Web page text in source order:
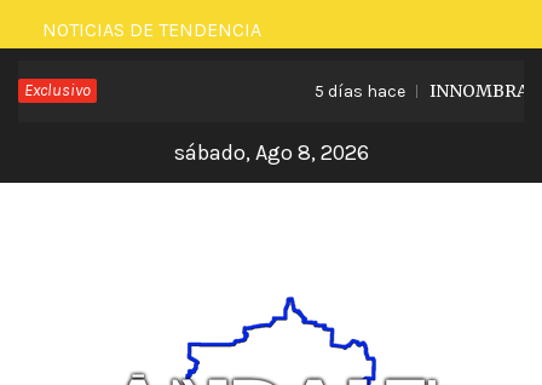
Saltar
al
contenido
NOTICIAS DE TENDENCIA
Exclusivo 5 días hace
sábado, Ago 8, 2026